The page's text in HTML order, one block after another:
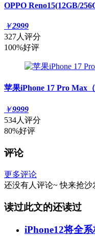
OPPO Reno15(12GB/
￥2999
327人评分
100%好评
苹果iPhone 17 Pro Max（
￥9999
534人评分
80%好评
评论
更多评论
还没有人评论~ 快来抢沙
读过此文的还读过
iPhone12将全